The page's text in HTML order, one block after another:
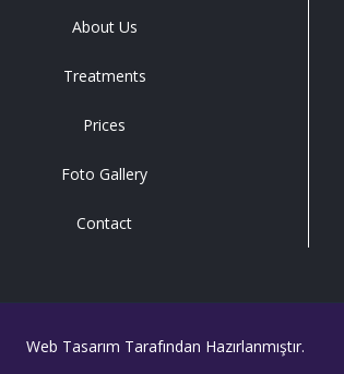
About Us
Treatments
Prices
Foto Gallery
Contact
Web Tasarım Tarafından Hazırlanmıştır.